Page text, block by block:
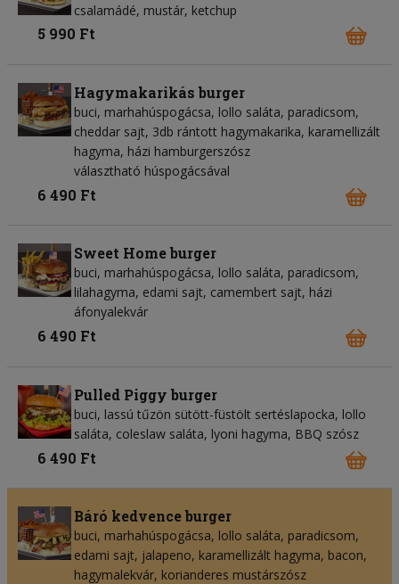
csalamádé, mustár, ketchup
5 990 Ft
Hagymakarikás burger
buci, marhahúspogácsa, lollo saláta, paradicsom,
cheddar sajt, 3db rántott hagymakarika, karamellizált
hagyma, házi hamburgerszósz
választható húspogácsával
6 490 Ft
Sweet Home burger
buci, marhahúspogácsa, lollo saláta, paradicsom,
lilahagyma, edami sajt, camembert sajt, házi
áfonyalekvár
6 490 Ft
Pulled Piggy burger
buci, lassú tűzön sütött-füstölt sertéslapocka, lollo
saláta, coleslaw saláta, lyoni hagyma, BBQ szósz
6 490 Ft
Báró kedvence burger
buci, marhahúspogácsa, lollo saláta, paradicsom,
edami sajt, jalapeno, karamellizált hagyma, bacon,
hagymalekvár, korianderes mustárszósz